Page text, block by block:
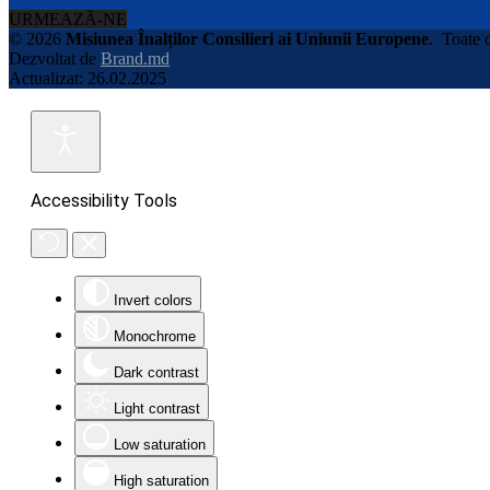
URMEAZĂ-NE
© 2026 Misiunea Înalților Consilieri ai Uniunii Europene. Toate
Dezvoltat de Brand.md
Actualizat: 26.02.2025
Accessibility Tools
Invert colors
Monochrome
Dark contrast
Light contrast
Low saturation
High saturation